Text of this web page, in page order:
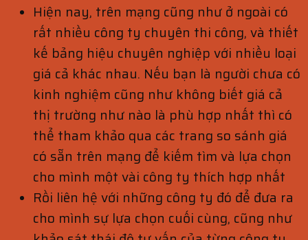
Hiện nay, trên mạng cũng như ở ngoài có
rất nhiều công ty chuyên thi công, và thiết
kế bảng hiệu chuyên nghiệp với nhiều loại
giá cả khác nhau. Nếu bạn là người chưa có
kinh nghiệm cũng như không biết giá cả
thị trường như nào là phù hợp nhất thì có
thể tham khảo qua các trang so sánh giá
có sẵn trên mạng để kiếm tìm và lựa chọn
cho mình một vài công ty thích hợp nhất
Rồi liên hệ với những công ty đó để đưa ra
cho mình sự lựa chọn cuối cùng, cũng như